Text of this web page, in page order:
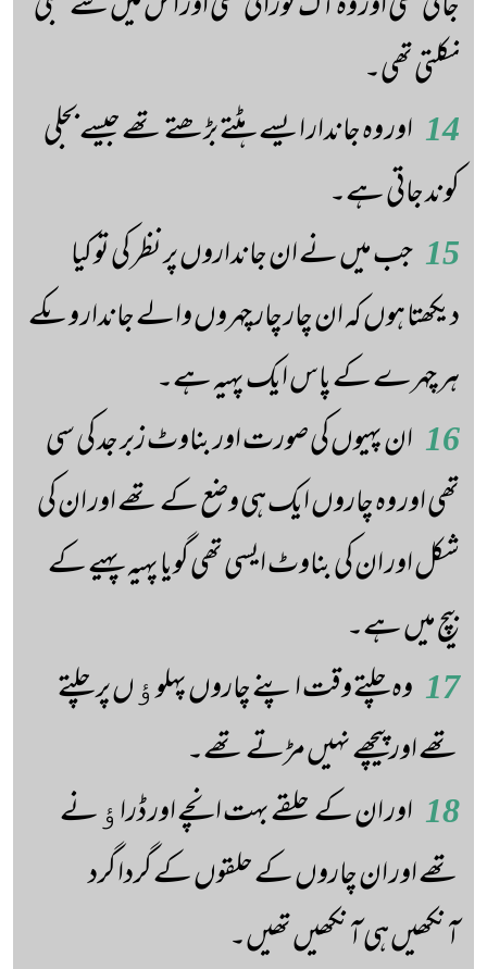
نکلتی تھی۔
14 اور وہ جاندار ایسے ہٹتے بڑھتے تھے جیسے بجلی
کوند جاتی ہے۔
15 جب میں نے ان جانداروں پر نظر کی تو کیا
دیکھتا ہوں کہ ان چار چار چہروں والے جاندار وںکے
ہر چہرے کے پاس ایک پہیہ ہے۔
16 ان پہیوں کی صورت اور بناوٹ زبر جد کی سی
تھی اور وہ چاروں ایک ہی وضع کے تھے اور ان کی
شکل اور ان کی بناوٹ ایسی تھی گویا پہیہ پہیے کے
بیچ میں ہے۔
17 وہ چلتے وقت اپنے چاروں پہلوﺅں پر چلتے
تھے اور پیچھے نہیں مڑتے تھے۔
18 اور ان کے حلقے بہت انچے اور ڈراﺅنے
تھے اور ان چاروں کے حلقوں کے گردا گرد
آنکھیں ہی آنکھیں تھیں۔